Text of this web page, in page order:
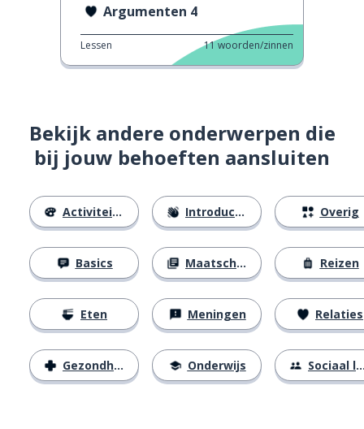
Argumenten 4
Lessen 11woorden/zinnen
Bekijk andere onderwerpen die
bij jouw behoeften aansluiten
Activiteiten
Basics
Eten
Gezondheid
Introducties
Maatschappij
Meningen
Onderwijs
Overig
Reizen
Relaties
Sociaal leven